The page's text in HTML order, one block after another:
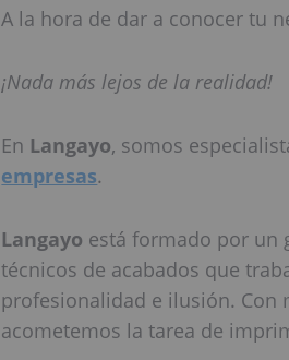
A la hora de dar a conocer tu
¡Nada más lejos de la realidad!
En Langayo, somos
empresas.
Langayo está formado por un
técnicos de acabados que
profesionalidad e ilusión. Con
acometemos la tarea de